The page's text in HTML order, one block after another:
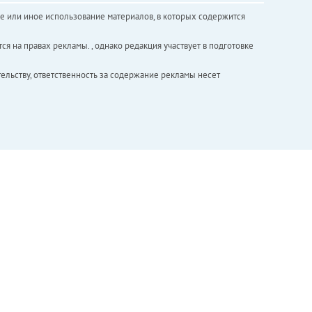
иное использование материалов, в которых содержится
правах рекламы. , однако редакция участвует в подготовке
ответственность за содержание рекламы несет